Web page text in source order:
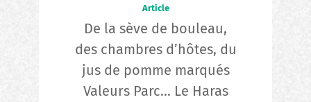
Article
De la sève de bouleau,
des chambres d’hôtes, du
jus de pomme marqués
Valeurs Parc… Le Haras